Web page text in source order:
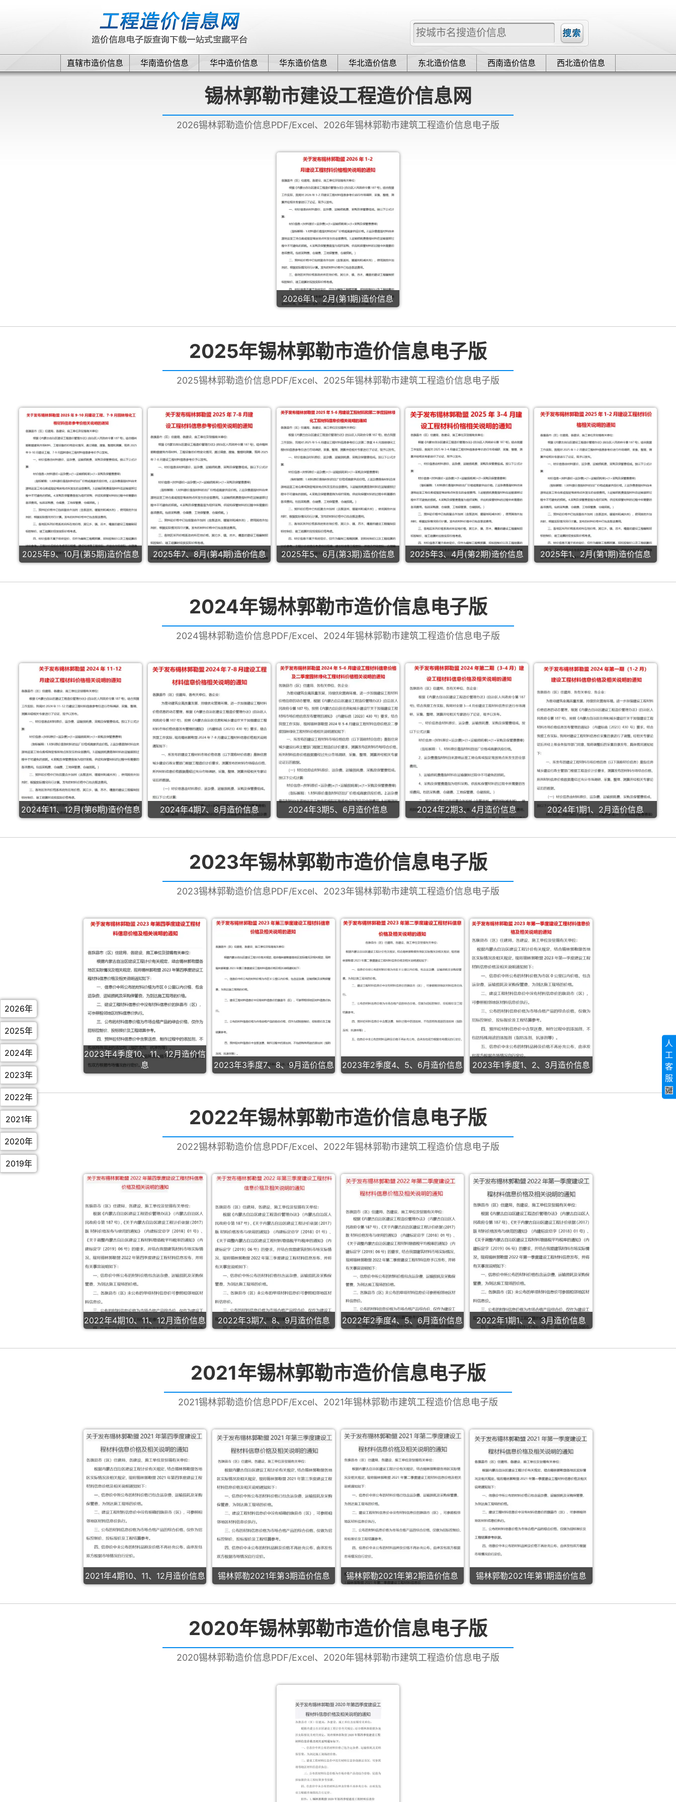
直辖市造价信息 华南造价信息 华中造价信息 华东造价信息 华北造价信息 东北造价信息 西南造价信息 西北造价信息
锡林郭勒市建设工程造价信息网
2026锡林郭勒造价信息PDF/Excel、2026年锡林郭勒市建筑工程造价信息电子版
2026年1、2月(第1期)造价信息
2025年锡林郭勒市造价信息电子版
2025锡林郭勒造价信息PDF/Excel、2025年锡林郭勒市建筑工程造价信息电子版
2025年9、10月(第5期)造价信息 2025年7、8月(第4期)造价信息 2025年5、6月(第3期)造价信息 2025年3、4月(第2期)造价信息 2025年1、2月(第1期)造价信息
2024年锡林郭勒市造价信息电子版
2024锡林郭勒造价信息PDF/Excel、2024年锡林郭勒市建筑工程造价信息电子版
2024年11、12月(第6期)造价信息 2024年4期7、8月造价信息 2024年3期5、6月造价信息 2024年2期3、4月造价信息 2024年1期1、2月造价信息
2023年锡林郭勒市造价信息电子版
2023锡林郭勒造价信息PDF/Excel、2023年锡林郭勒市建筑工程造价信息电子版
2023年4季度10、11、12月造价信
息
2023年3季度7、8、9月造价信息 2023年2季度4、5、6月造价信息 2023年1季度1、2、3月造价信息
2022年锡林郭勒市造价信息电子版
2022锡林郭勒造价信息PDF/Excel、2022年锡林郭勒市建筑工程造价信息电子版
2022年4期10、11、12月造价信息 2022年3期7、8、9月造价信息 2022年2季度4、5、6月造价信息 2022年1期1、2、3月造价信息
2021年锡林郭勒市造价信息电子版
2021锡林郭勒造价信息PDF/Excel、2021年锡林郭勒市建筑工程造价信息电子版
2021年4期10、11、12月造价信息 锡林郭勒2021年第3期造价信息 锡林郭勒2021年第2期造价信息 锡林郭勒2021年第1期造价信息
2020年锡林郭勒市造价信息电子版
2020锡林郭勒造价信息PDF/Excel、2020年锡林郭勒市建筑工程造价信息电子版
2026年
2025年
2024年
2023年
2022年
2021年
2020年
2019年
人
工
客
服